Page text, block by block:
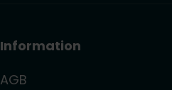
Information
AGB